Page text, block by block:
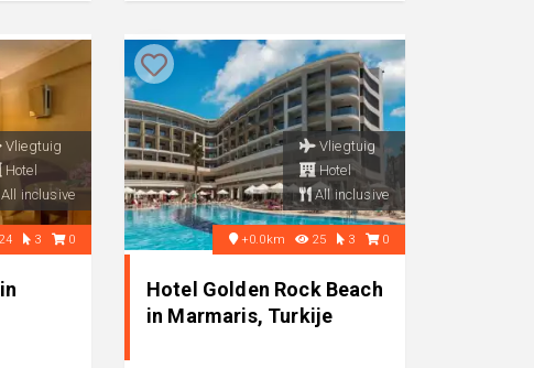
Vliegtuig
Hotel
All inclusive
3 0
Vliegtuig
Hotel
All inclusive
+0.0km 25 3 0
Hotel Golden Rock Beach
in Marmaris, Turkije